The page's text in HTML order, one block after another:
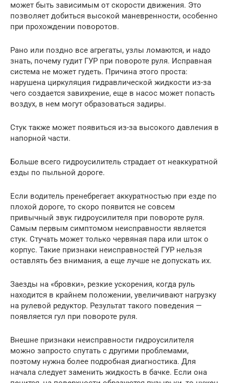
может быть зависимым от скорости движения. Это
позволяет добиться высокой маневренности, особенно
при прохождении поворотов.
Рано или поздно все агрегаты, узлы ломаются, и надо
знать, почему гудит ГУР при повороте руля. Исправная
система не может гудеть. Причина этого проста:
нарушена циркуляция гидравлической жидкости из-за
чего создается завихрение, еще в насос может попасть
воздух, в нем могут образоваться задиры.
Стук также может появиться из-за высокого давления в
напорной части.
Больше всего гидроусилитель страдает от неаккуратной
езды по пыльной дороге.
Если водитель пренебрегает аккуратностью при езде по
плохой дороге, то скоро появится не совсем
привычный звук гидроусилителя при повороте руля.
Самым первым симптомом неисправности является
стук. Стучать может только червяная пара или шток о
корпус. Такие признаки неисправностей ГУР нельзя
оставлять без внимания, а еще лучше не допускать их.
Заезды на «бровки», резкие ускорения, когда руль
находится в крайнем положении, увеличивают нагрузку
на рулевой редуктор. Результат такого поведения —
появляется гул при повороте руля.
Внешне признаки неисправности гидроусилителя
можно запросто спутать с другими проблемами,
поэтому нужна более подробная диагностика. Для
начала следует заменить жидкость в бачке. Если она